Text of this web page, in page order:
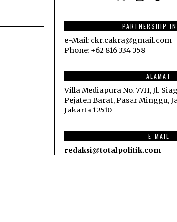
PARTNERSHIP
e-Mail: ckr.cakra@gmail.com
Phone: +62 816 334 058
ALAMAT
Villa Mediapura No. 77H, Jl.
Pejaten Barat, Pasar Minggu,
Jakarta 12510
E-MAIL
redaksi@totalpolitik.com